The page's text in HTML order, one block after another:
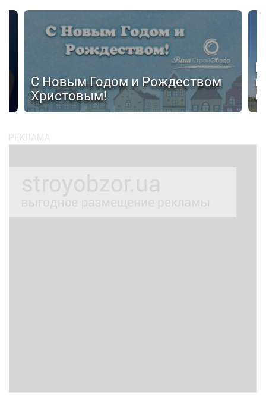
С Новым Годом и Рождеством
Христовым!